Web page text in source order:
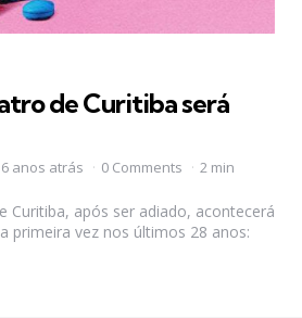
de Curitiba será
6 anos atrás 0 Comments 2 min
Curitiba, após ser adiado, acontecerá
primeira vez nos últimos 28 anos: